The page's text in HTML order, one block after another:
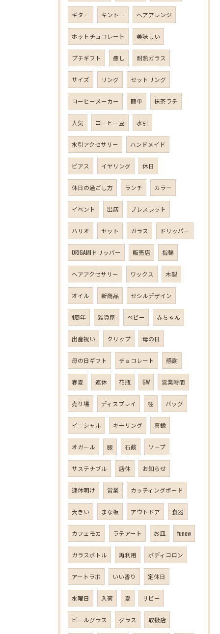
ギター キントー ヘアアレンジ
ホットチョコレート 美味しい
プチギフト 癒し 耐熱ガラス
サイズ リング セットリング
コーヒーメーカー 簡単 抹茶ラテ
人気 コーヒー豆 水引
水引アクセサリー ハンドメイド
ピアス イヤリング 休日
休日の過ごし方 ランチ カラー
イベント 出店 ブレスレット
ハリオ セット ガラス ドリッパー
ORIGAMIドリッパー 販売店 指輪
ヘアアクセサリー ワックス 木製
オイル 新商品 セシルデザイン
4周年 雑貨屋 ベビー 赤ちゃん
出産祝い クリップ 母の日
母の日ギフト チョコレート 感謝
春夏 連休 花瓶 GW 営業時間
売り場 ディスプレイ 棚 バッグ
イニシャル キーリング 真鍮
オガール 服 石鹸 ソープ
サステナブル 店休 お知らせ
連休明け 営業 カッティングボード
大きい まな板 アウトドア 食器
カフェモカ ラテアート お皿 funew
ガラスボトル 再利用 ボディコロン
アートラボ いい香り 定休日
水曜日 入荷 夏 リビー
ビールグラス グラス 取扱店